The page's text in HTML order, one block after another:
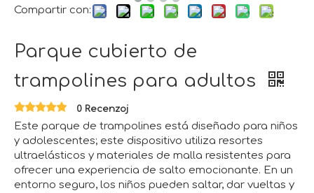
Compartir con:
Parque cubierto de
trampolines para adultos
0 Recenzoj
Este parque de trampolines está diseñado para niños
y adolescentes; este dispositivo utiliza resortes
ultraelásticos y materiales de malla resistentes para
ofrecer una experiencia de salto emocionante. En un
entorno seguro, los niños pueden saltar, dar vueltas y